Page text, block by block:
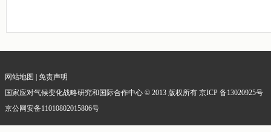
网站地图
免责声明
国家应对气候变化战略研究和国际合作中心 © 2013 版权所有 京ICP 备13020925号
京公网安备11010802015806号